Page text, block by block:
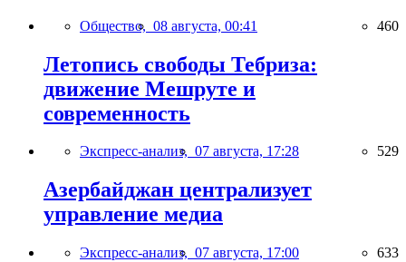
Общество, 08 августа, 00:41 460
Летопись свободы Тебриза:
движение Мешруте и
современность
Экспресс-анализ, 07 августа, 17:28 529
Азербайджан централизует
управление медиа
Экспресс-анализ, 07 августа, 17:00 633